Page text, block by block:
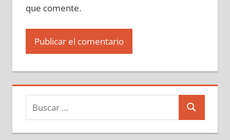
que comente.
Buscar